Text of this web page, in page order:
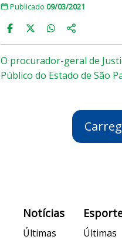
Publicado 09/03/2021
O procurador-geral de
Público do Estado de São
Notícias
Últimas
Últimas